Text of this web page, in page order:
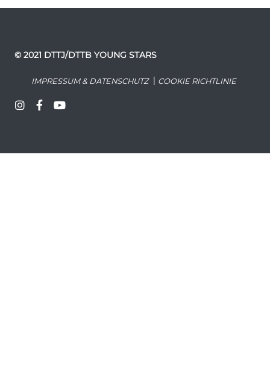
© 2021 DTTJ/DTTB YOUNG STARS
IMPRESSUM & DATENSCHUTZ| COOKIE RICHTLINIE